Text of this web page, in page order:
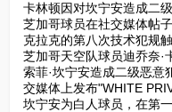
卡林顿因对坎宁安造成二
芝加哥球员在社交媒体帖
克拉克的第八次技术犯规
芝加哥天空队球员迪乔奈·
索菲·坎宁安造成二级恶意
交媒体上发布"WHITE
坎宁安为白人球员，在第